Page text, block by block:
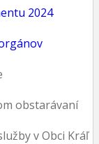
2024
obstarávaní
v Obci Kráľ